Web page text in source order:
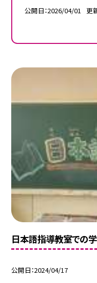
公開日 2026/04/01 更
日本語指導教室での学
公開日 2024/04/17